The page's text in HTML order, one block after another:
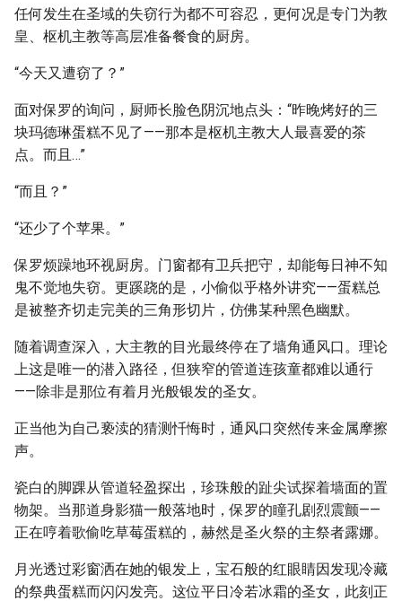
任何发生在圣域的失窃行为都不可容忍，更何况是专门为教
皇、枢机主教等高层准备餐食的厨房。
“今天又遭窃了？”
面对保罗的询问，厨师长脸色阴沉地点头：“昨晚烤好的三
块玛德琳蛋糕不见了——那本是枢机主教大人最喜爱的茶
点。而且…”
“而且？”
“还少了个苹果。”
保罗烦躁地环视厨房。门窗都有卫兵把守，却能每日神不知
鬼不觉地失窃。更蹊跷的是，小偷似乎格外讲究——蛋糕总
是被整齐切走完美的三角形切片，仿佛某种黑色幽默。
随着调查深入，大主教的目光最终停在了墙角通风口。理论
上这是唯一的潜入路径，但狭窄的管道连孩童都难以通行
——除非是那位有着月光般银发的圣女。
正当他为自己亵渎的猜测忏悔时，通风口突然传来金属摩擦
声。
瓷白的脚踝从管道轻盈探出，珍珠般的趾尖试探着墙面的置
物架。当那道身影猫一般落地时，保罗的瞳孔剧烈震颤——
正在哼着歌偷吃草莓蛋糕的，赫然是圣火祭的主祭者露娜。
月光透过彩窗洒在她的银发上，宝石般的红眼睛因发现冷藏
的祭典蛋糕而闪闪发亮。这位平日冷若冰霜的圣女，此刻正